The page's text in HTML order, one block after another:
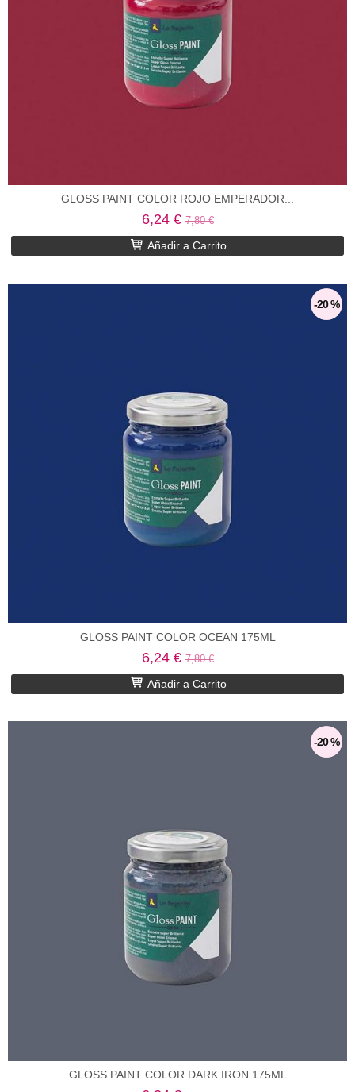
GLOSS PAINT COLOR ROJO EMPERADOR...
6,24 €7,80 €
Añadir a Carrito
-20 %
GLOSS PAINT COLOR OCEAN 175ML
6,24 €7,80 €
Añadir a Carrito
-20 %
GLOSS PAINT COLOR DARK IRON 175ML